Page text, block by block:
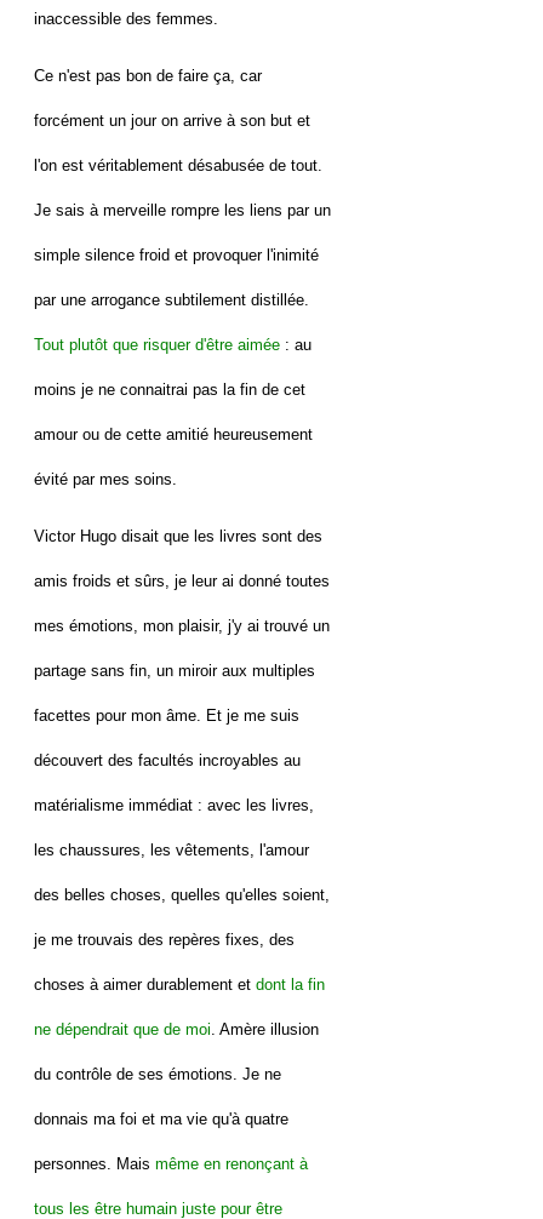
inaccessible des femmes.
Ce n'est pas bon de faire ça, car
forcément un jour on arrive à son but et
l'on est véritablement désabusée de tout.
Je sais à merveille rompre les liens par un
simple silence froid et provoquer l'inimité
par une arrogance subtilement distillée.
Tout plutôt que risquer d'être aimée: au
moins je ne connaitrai pas la fin de cet
amour ou de cette amitié heureusement
évité par mes soins.
Victor Hugo disait que les livres sont des
amis froids et sûrs, je leur ai donné toutes
mes émotions, mon plaisir, j'y ai trouvé un
partage sans fin, un miroir aux multiples
facettes pour mon âme. Et je me suis
découvert des facultés incroyables au
matérialisme immédiat : avec les livres,
les chaussures, les vêtements, l'amour
des belles choses, quelles qu'elles soient,
je me trouvais des repères fixes, des
choses à aimer durablement et dont la fin
ne dépendrait que de moi . Amère illusion
du contrôle de ses émotions. Je ne
donnais ma foi et ma vie qu'à quatre
personnes. Mais même en renonçant à
tous les être humain juste pour être